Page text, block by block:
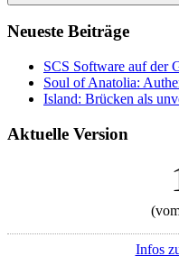
Neueste Beiträge
SCS Software auf der
Soul of Anatolia:
Island: Brücken als
Aktuelle Version
Infos